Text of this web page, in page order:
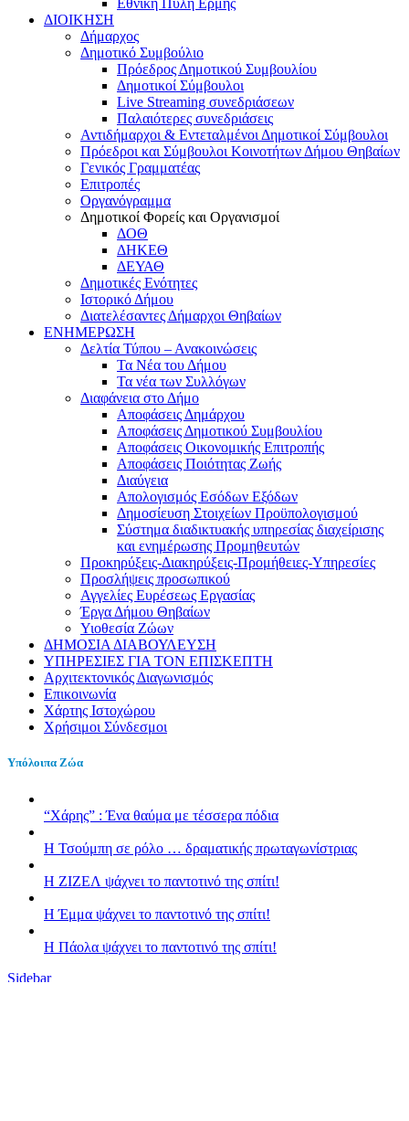
Εθνική Πύλη Ερμής
ΔΙΟΙΚΗΣΗ
Δήμαρχος
Δημοτικό Συμβούλιο
Πρόεδρος Δημοτικού Συμβουλίου
Δημοτικοί Σύμβουλοι
Live Streaming συνεδριάσεων
Παλαιότερες συνεδριάσεις
Αντιδήμαρχοι & Εντεταλμένοι Δημοτικοί Σύμβουλοι
Πρόεδροι και Σύμβουλοι Κοινοτήτων Δήμου Θηβαίων
Γενικός Γραμματέας
Επιτροπές
Οργανόγραμμα
Δημοτικοί Φορείς και Οργανισμοί
ΔΟΘ
ΔΗΚΕΘ
ΔΕΥΑΘ
Δημοτικές Ενότητες
Ιστορικό Δήμου
Διατελέσαντες Δήμαρχοι Θηβαίων
ΕΝΗΜΕΡΩΣΗ
Δελτία Τύπου – Ανακοινώσεις
Τα Νέα του Δήμου
Τα νέα των Συλλόγων
Διαφάνεια στο Δήμο
Αποφάσεις Δημάρχου
Αποφάσεις Δημοτικού Συμβουλίου
Αποφάσεις Οικονομικής Επιτροπής
Αποφάσεις Ποιότητας Ζωής
Διαύγεια
Απολογισμός Εσόδων Εξόδων
Δημοσίευση Στοιχείων Προϋπολογισμού
Σύστημα διαδικτυακής υπηρεσίας διαχείρισης
και ενημέρωσης Προμηθευτών
Προκηρύξεις-Διακηρύξεις-Προμήθειες-Υπηρεσίες
Προσλήψεις προσωπικού
Αγγελίες Ευρέσεως Εργασίας
Έργα Δήμου Θηβαίων
Υιοθεσία Ζώων
ΔΗΜΟΣΙΑ ΔΙΑΒΟΥΛΕΥΣΗ
ΥΠΗΡΕΣΙΕΣ ΓΙΑ ΤΟΝ ΕΠΙΣΚΕΠΤΗ
Αρχιτεκτονικός Διαγωνισμός
Επικοινωνία
Χάρτης Ιστοχώρου
Χρήσιμοι Σύνδεσμοι
Υπόλοιπα Ζώα
“Χάρης” : Ένα θαύμα με τέσσερα πόδια
H Τσούμπη σε ρόλο … δραματικής πρωταγωνίστριας
Η ΖΙΖΕΛ ψάχνει το παντοτινό της σπίτι!
H Έμμα ψάχνει το παντοτινό της σπίτι!
Η Πάολα ψάχνει το παντοτινό της σπίτι!
Sidebar